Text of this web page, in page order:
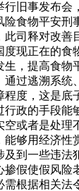
行旧事发布会
险食物平安刑
此司释对改善
度现正在的食
生，提高食物
通过逃溯系统
程度，这是底
行政的手段能
空或者是处理
能够用经济性
及到一些违法
掺假使假风险
需根据相关法